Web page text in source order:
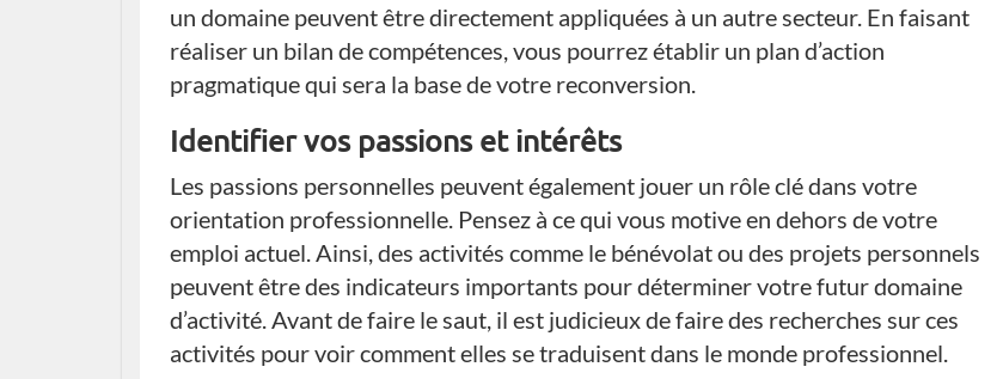
un domaine peuvent être directement appliquées à un autre secteur. En faisant
réaliser un bilan de compétences, vous pourrez établir un plan d’action
pragmatique qui sera la base de votre reconversion.
Identifier vos passions et intérêts
Les passions personnelles peuvent également jouer un rôle clé dans votre
orientation professionnelle. Pensez à ce qui vous motive en dehors de votre
emploi actuel. Ainsi, des activités comme le bénévolat ou des projets personnels
peuvent être des indicateurs importants pour déterminer votre futur domaine
d’activité. Avant de faire le saut, il est judicieux de faire des recherches sur ces
activités pour voir comment elles se traduisent dans le monde professionnel.